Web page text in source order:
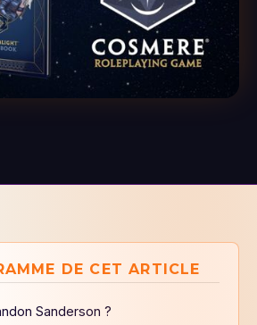
DE CET ARTICLE
Sanderson ?